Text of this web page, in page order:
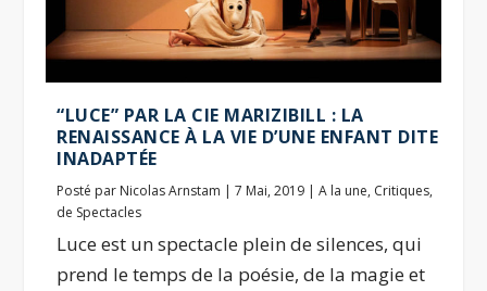
“LUCE” PAR LA CIE MARIZIBILL : LA
RENAISSANCE À LA VIE D’UNE ENFANT DITE
INADAPTÉE
Posté par Nicolas Arnstam |7 Mai, 2019 |A la une, Critiques,
de Spectacles
Luce est un spectacle plein de silences, qui
prend le temps de la poésie, de la magie et